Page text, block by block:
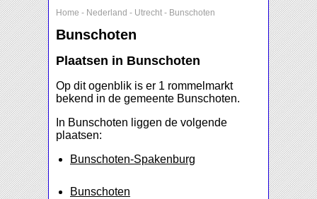
Home - Nederland - Utrecht - Bunschoten
Bunschoten
Plaatsen in Bunschoten
Op dit ogenblik is er 1 rommelmarkt
bekend in de gemeente Bunschoten.
In Bunschoten liggen de volgende
plaatsen:
Bunschoten-Spakenburg
Bunschoten